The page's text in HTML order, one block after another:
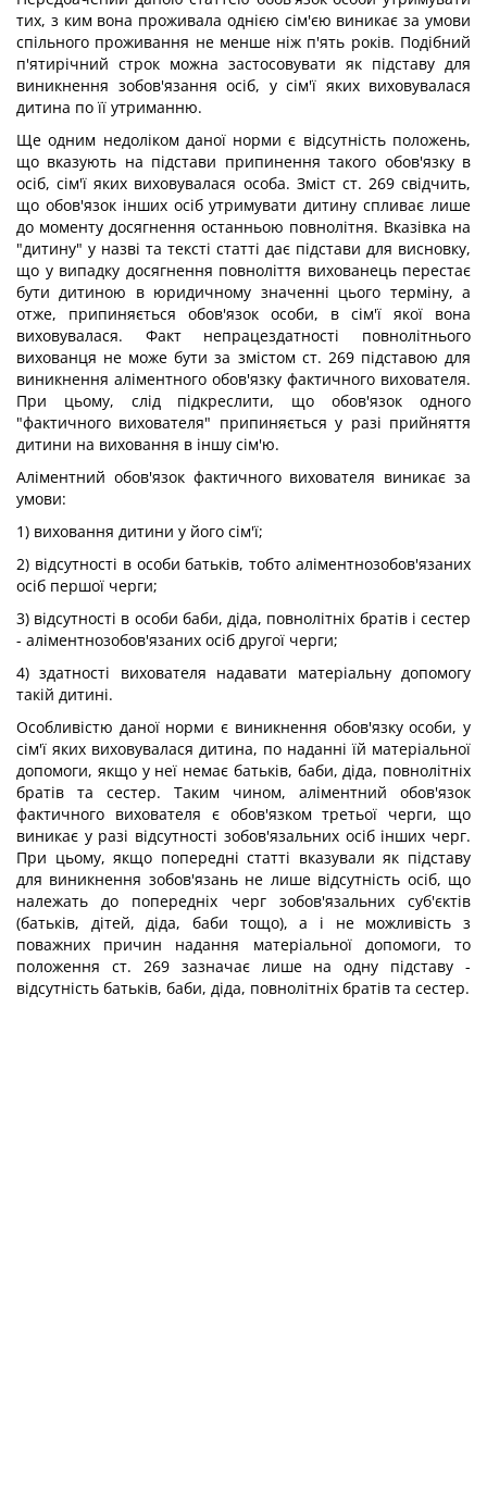
тих, з ким вона проживала однією сім'єю виникає за умови
спільного проживання не менше ніж п'ять років. Подібний
п'ятирічний строк можна застосовувати як підставу для
виникнення зобов'язання осіб, у сім'ї яких виховувалася
дитина по її утриманню.
Ще одним недоліком даної норми є відсутність положень,
що вказують на підстави припинення такого обов'язку в
осіб, сім'ї яких виховувалася особа. Зміст ст. 269 свідчить,
що обов'язок інших осіб утримувати дитину спливає лише
до моменту досягнення останньою повнолітня. Вказівка на
"дитину" у назві та тексті статті дає підстави для висновку,
що у випадку досягнення повноліття вихованець перестає
бути дитиною в юридичному значенні цього терміну, а
отже, припиняється обов'язок особи, в сім'ї якої вона
виховувалася. Факт непрацездатності повнолітнього
вихованця не може бути за змістом ст. 269 підставою для
виникнення аліментного обов'язку фактичного вихователя.
При цьому, слід підкреслити, що обов'язок одного
"фактичного вихователя" припиняється у разі прийняття
дитини на виховання в іншу сім'ю.
Аліментний обов'язок фактичного вихователя виникає за
умови:
1) виховання дитини у його сім'ї;
2) відсутності в особи батьків, тобто аліментнозобов'язаних
осіб першої черги;
3) відсутності в особи баби, діда, повнолітніх братів і сестер
- аліментнозобов'язаних осіб другої черги;
4) здатності вихователя надавати матеріальну допомогу
такій дитині.
Особливістю даної норми є виникнення обов'язку особи, у
сім'ї яких виховувалася дитина, по наданні їй матеріальної
допомоги, якщо у неї немає батьків, баби, діда, повнолітніх
братів та сестер. Таким чином, аліментний обов'язок
фактичного вихователя є обов'язком третьої черги, що
виникає у разі відсутності зобов'язальних осіб інших черг.
При цьому, якщо попередні статті вказували як підставу
для виникнення зобов'язань не лише відсутність осіб, що
належать до попередніх черг зобов'язальних суб'єктів
(батьків, дітей, діда, баби тощо), а і не можливість з
поважних причин надання матеріальної допомоги, то
положення ст. 269 зазначає лише на одну підставу -
відсутність батьків, баби, діда, повнолітніх братів та сестер.